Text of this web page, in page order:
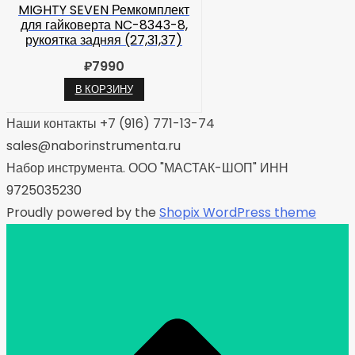
MIGHTY SEVEN Ремкомплект
для гайковерта NC-8343-8,
рукоятка задняя (27,31,37)
₽7990
В КОРЗИНУ
Наши контакты +7 (916) 771-13-74
sales@naborinstrumenta.ru
Набор инструмента. ООО "МАСТАК-ШОП" ИНН
9725035230
Proudly powered by the Shopix WordPress theme